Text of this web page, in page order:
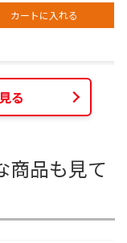
カートに入れる
る
商品も見て